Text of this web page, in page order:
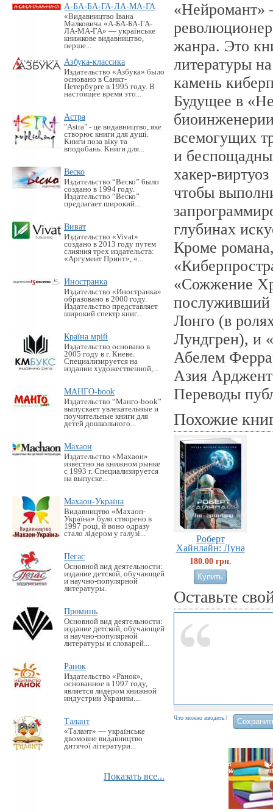
А-БА-БА-ГА-ЛА-МА-ГА
«Видавництво Івана
Малковича «А-БА-БА-ГА-
ЛА-МА-ГА» — українське
книжкове видавництво,
перше...
Азбука-классика
Издательство «Азбука» было
основано в Санкт-
Петербурге в 1995 году. В
настоящее время это...
Астра
"Astra" - це видавництво, яке
створює книги для душі.
Книги поза віку та
вподобань. Книги для...
Веско
Издательство “Веско” было
создано в 1994 году.
Издательство “Веско”
предлагает широкий...
Виват
Издательство «Vivat»
создано в 2013 году путем
слияния трех издательств:
«Аргумент Принт», «...
Иностранка
Издательство «Иностранка»
образовано в 2000 году.
Издательство представляет
широкий спектр книг...
Країна мрій
Издательство основано в
2005 году в г. Киеве.
Специализируется на
издании художественной,...
МАНГО-book
Издательство “Манго-book”
выпускает увлекательные и
поучительные книги для
детей дошкольного...
Махаон
Издательство «Махаон»
известно на книжном рынке
с 1993 г. Специализируется
на выпуске...
Махаон-Україна
Видавництво «Махаон-
Україна» було створено в
1997 році, й воно одразу
стало лідером у галузі...
Пегас
Основной вид деятельности:
издание детской, обучающей
и научно-популярной
литературы.
Проминь
Основной вид деятельности:
издание детской, обучающей
и научно-популярной
литературы и словарей...
Ранок
Издательство «Ранок»,
основанное в 1997 году,
является лидером книжной
индустрии Украины....
Талант
«Талант» — українське
двомовне видавництво
дитячої літератури...
Показать все...
«Нейромант»
жанра. Это
литературы
камень
Будущее в
всемогущих
и
хакер-
чтобы
глубинах
Кроме
«Сожжение
послуживший
Лонго (в
Лундгрен), и
Абелем
Азия
Переводы
Похожие
Роберт
Хайнлайн: Луна
—...
180.00 грн.
Оставьте
Что можно вводить?